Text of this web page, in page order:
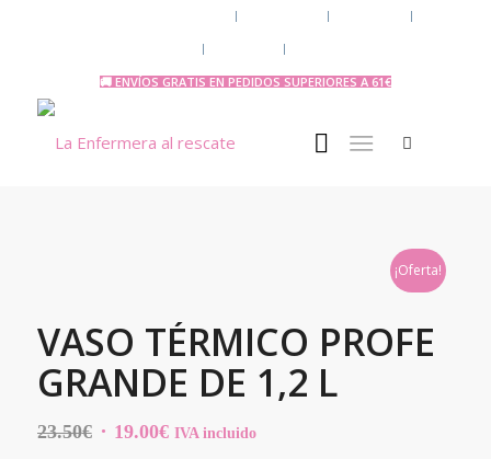
🚚 ENVÍOS GRATIS EN PEDIDOS SUPERIORES A 61€
¡Oferta!
VASO TÉRMICO PROFE
GRANDE DE 1,2 L
23.50€ El 19.00€ElIVA incluido